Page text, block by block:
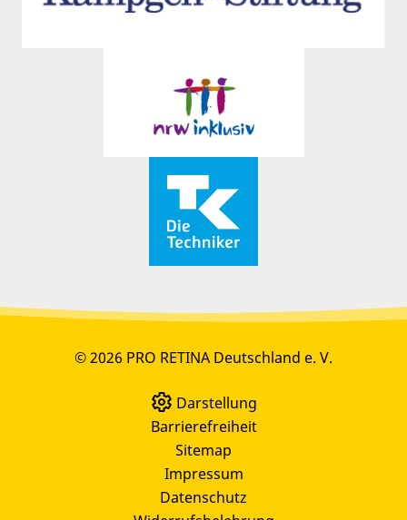
© 2026 PRO RETINA Deutschland e. V.
Darstellung
Barrierefreiheit
Sitemap
Impressum
Datenschutz